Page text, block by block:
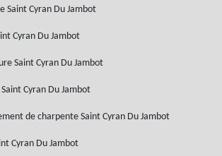
Saint Cyran Du Jambot
Cyran Du Jambot
Saint Cyran Du Jambot
Cyran Du Jambot
de charpente Saint Cyran Du Jambot
Cyran Du Jambot